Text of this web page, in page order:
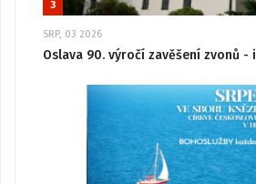
3
SRP, 03 2026
Oslava 90. výročí zavěšení zvonů -